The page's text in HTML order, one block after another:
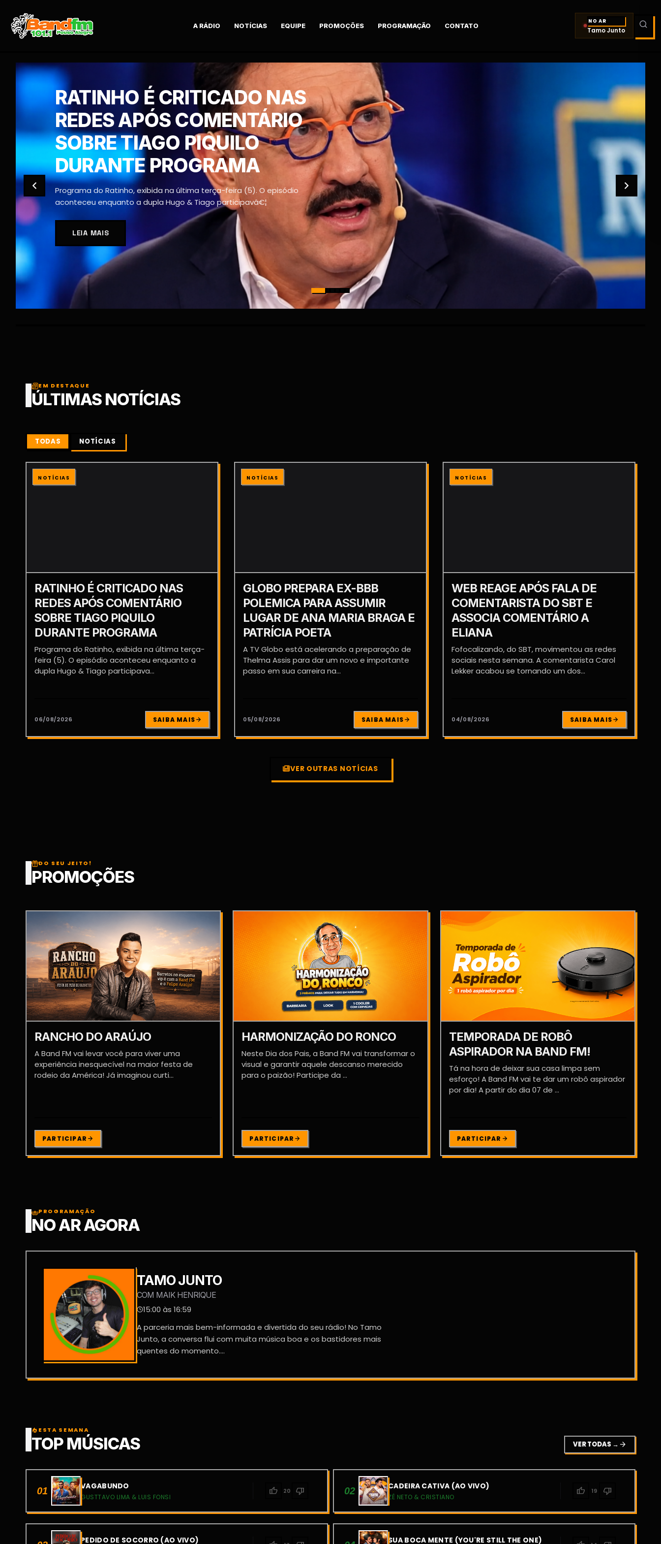
A RÁDIO NOTÍCIAS EQUIPE PROMOÇÕES PROGRAMAÇÃO CONTATO
NO AR
Tamo Junto
EM DESTAQUE
ÚLTIMAS NOTÍCIAS
TODAS NOTÍCIAS
NOTÍCIAS
RATINHO É CRITICADO NAS
REDES APÓS COMENTÁRIO
SOBRE TIAGO PIQUILO
DURANTE PROGRAMA
Programa do Ratinho, exibida na última terça-
feira (5). O episódio aconteceu enquanto a
dupla Hugo & Tiago participava...
06/08/2026 SAIBA MAIS
NOTÍCIAS
GLOBO PREPARA EX-BBB
POLEMICA PARA ASSUMIR
LUGAR DE ANA MARIA BRAGA E
PATRÍCIA POETA
A TV Globo está acelerando a preparação de
Thelma Assis para dar um novo e importante
passo em sua carreira na...
05/08/2026 SAIBA MAIS
NOTÍCIAS
WEB REAGE APÓS FALA DE
COMENTARISTA DO SBT E
ASSOCIA COMENTÁRIO A
ELIANA
Fofocalizando, do SBT, movimentou as redes
sociais nesta semana. A comentarista Carol
Lekker acabou se tornando um dos...
04/08/2026 SAIBA MAIS
VER OUTRAS NOTÍCIAS
DO SEU JEITO!
PROMOÇÕES
RANCHO DO ARAÚJO
A Band FM vai levar você para viver uma
experiência inesquecível na maior festa de
rodeio da América! Já imaginou curti...
PARTICIPAR
HARMONIZAÇÃO DO RONCO
Neste Dia dos Pais, a Band FM vai transformar o
visual e garantir aquele descanso merecido
para o paizão! Participe da ...
PARTICIPAR
TEMPORADA DE ROBÔ
ASPIRADOR NA BAND FM!
Tá na hora de deixar sua casa limpa sem
esforço! A Band FM vai te dar um robô aspirador
por dia! A partir do dia 07 de ...
PARTICIPAR
PROGRAMAÇÃO
NO AR AGORA
TAMO JUNTO
COM MAIK HENRIQUE
15:00 às 16:59
A parceria mais bem-informada e divertida do seu rádio! No Tamo
Junto, a conversa flui com muita música boa e os bastidores mais
quentes do momento....
local_fire_department ESTA SEMANA
TOP MÚSICAS VER TODAS → arrow_forward
01 VAGABUNDO
GUSTTAVO LIMA & LUIS FONSI
thumb_up 20 thumb_down 02 CADEIRA CATIVA (AO VIVO)
ZÉ NETO & CRISTIANO
thumb_up 19 thumb_down
PEDIDO DE SOCORRO (AO VIVO) SUA BOCA MENTE (YOU'RE STILL THE ONE)